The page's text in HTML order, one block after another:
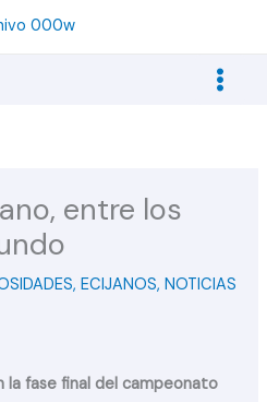
entre los
,ECIJANOS,NOTICIAS
la fase final del campeonato